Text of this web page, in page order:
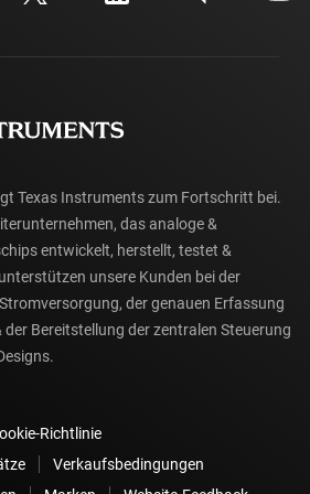
zu Bestellungen
Texas Instruments zum Fortschritt bei.
das analoge &
entwickelt, herstellt, testet &
unsere Kunden bei der
der genauen Erfassung
Bereitstellung der zentralen Steuerung
Richtlinie
Verkaufsbedingungen